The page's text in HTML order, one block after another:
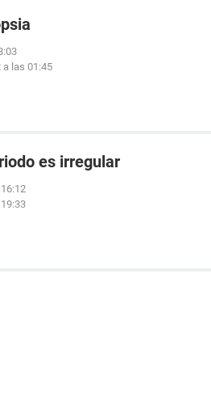
a las 01:45
es irregular